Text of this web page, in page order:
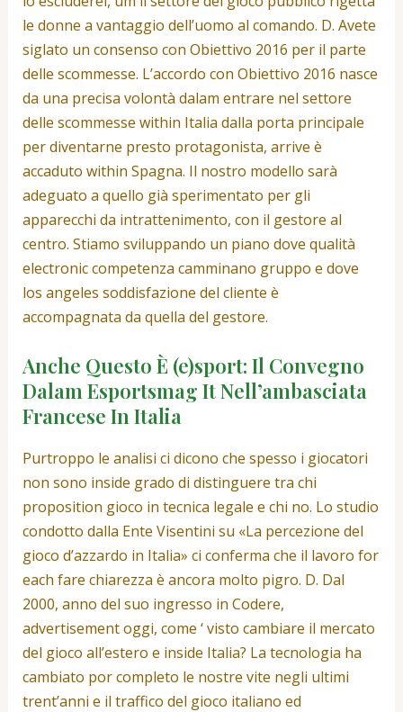
le donne a vantaggio dell’uomo al comando. D. Avete
siglato un consenso con Obiettivo 2016 per il parte
delle scommesse. L’accordo con Obiettivo 2016 nasce
da una precisa volontà dalam entrare nel settore
delle scommesse within Italia dalla porta principale
per diventarne presto protagonista, arrive è
accaduto within Spagna. Il nostro modello sarà
adeguato a quello già sperimentato per gli
apparecchi da intrattenimento, con il gestore al
centro. Stiamo sviluppando un piano dove qualità
electronic competenza camminano gruppo e dove
los angeles soddisfazione del cliente è
accompagnata da quella del gestore.
Anche Questo È (e)sport: Il Convegno
Dalam Esportsmag It Nell’ambasciata
Francese In Italia
Purtroppo le analisi ci dicono che spesso i giocatori
non sono inside grado di distinguere tra chi
proposition gioco in tecnica legale e chi no. Lo studio
condotto dalla Ente Visentini su «La percezione del
gioco d’azzardo in Italia» ci conferma che il lavoro for
each fare chiarezza è ancora molto pigro. D. Dal
2000, anno del suo ingresso in Codere,
advertisement oggi, come ‘ visto cambiare il mercato
del gioco all’estero e inside Italia? La tecnologia ha
cambiato por completo le nostre vite negli ultimi
trent’anni e il traffico del gioco italiano ed